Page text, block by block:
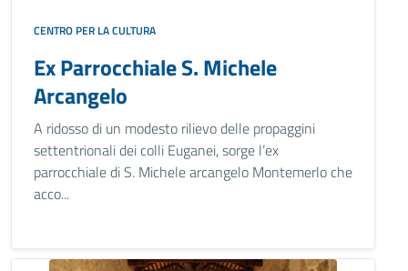
CENTRO PER LA CULTURA
Ex Parrocchiale S. Michele
Arcangelo
A ridosso di un modesto rilievo delle propaggini
settentrionali dei colli Euganei, sorge l’ex
parrocchiale di S. Michele arcangelo Montemerlo che
acco...